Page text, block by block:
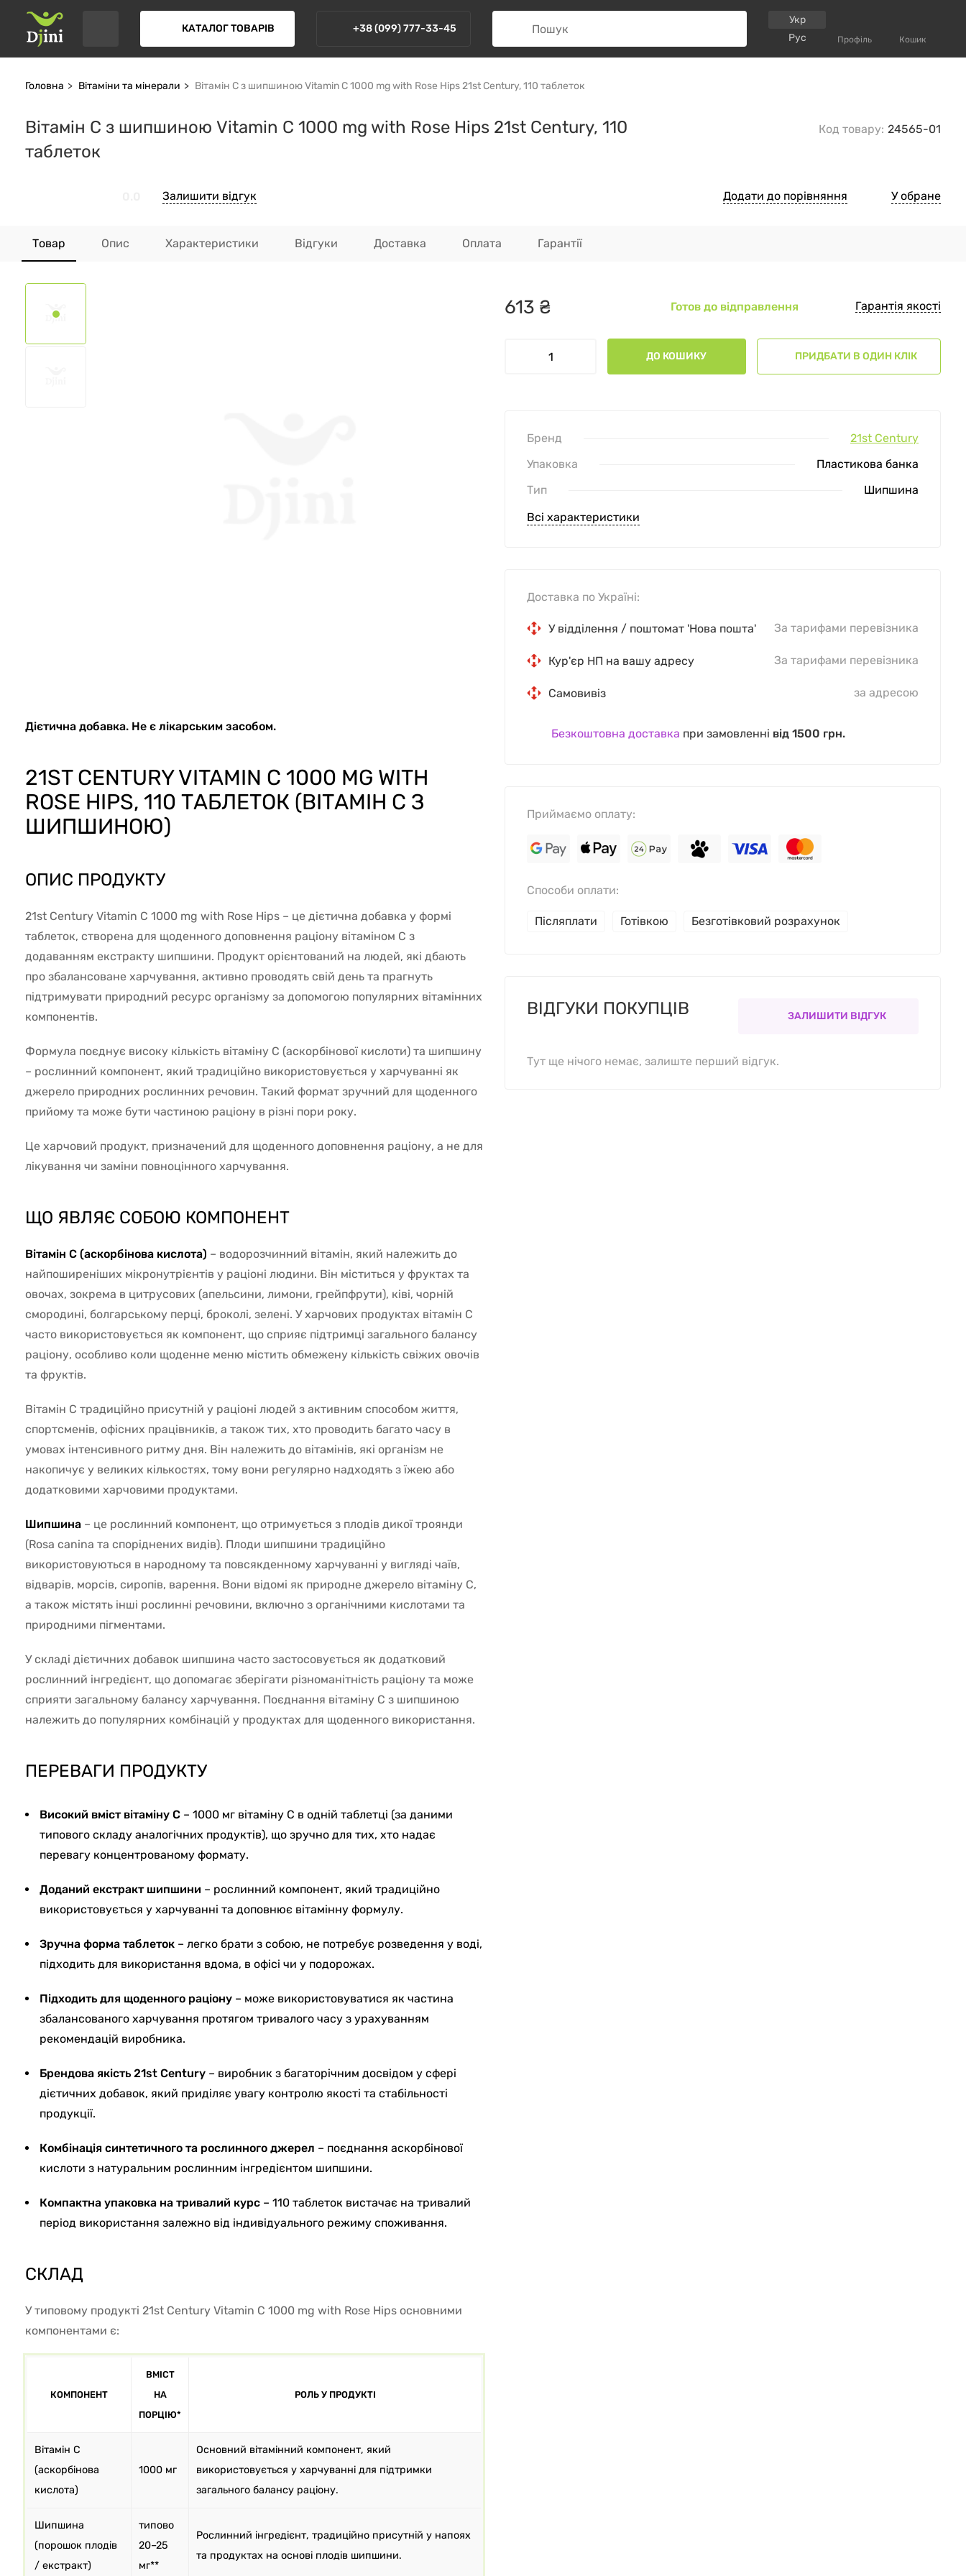
КАТАЛОГ ТОВАРІВ +38 (099) 777-33-45
Укр
Рус
Профіль Кошик
Головна Вітаміни та мінерали Вітамін С з шипшиною Vitamin C 1000 mg with Rose Hips 21st Century, 110 таблеток
Вітамін С з шипшиною Vitamin C 1000 mg with Rose Hips 21st Century, 110
таблеток
Код товару: 24565-01
Залишити відгук Додати до порівняння У обране
Товар Опис Характеристики Відгуки Доставка Оплата Гарантії
Дієтична добавка. Не є лікарським засобом.
21ST CENTURY VITAMIN C 1000 MG WITH
ROSE HIPS, 110 ТАБЛЕТОК (ВІТАМІН С З
ШИПШИНОЮ)
ОПИС ПРОДУКТУ
21st Century Vitamin C 1000 mg with Rose Hips – це дієтична добавка у формі
таблеток, створена для щоденного доповнення раціону вітаміном С з
додаванням екстракту шипшини. Продукт орієнтований на людей, які дбають
про збалансоване харчування, активно проводять свій день та прагнуть
підтримувати природний ресурс організму за допомогою популярних вітамінних
компонентів.
Формула поєднує високу кількість вітаміну С (аскорбінової кислоти) та шипшину
– рослинний компонент, який традиційно використовується у харчуванні як
джерело природних рослинних речовин. Такий формат зручний для щоденного
прийому та може бути частиною раціону в різні пори року.
Це харчовий продукт, призначений для щоденного доповнення раціону, а не для
лікування чи заміни повноцінного харчування.
ЩО ЯВЛЯЄ СОБОЮ КОМПОНЕНТ
Вітамін С (аскорбінова кислота) – водорозчинний вітамін, який належить до
найпоширеніших мікронутрієнтів у раціоні людини. Він міститься у фруктах та
овочах, зокрема в цитрусових (апельсини, лимони, грейпфрути), ківі, чорній
смородині, болгарському перці, броколі, зелені. У харчових продуктах вітамін С
часто використовується як компонент, що сприяє підтримці загального балансу
раціону, особливо коли щоденне меню містить обмежену кількість свіжих овочів
та фруктів.
Вітамін С традиційно присутній у раціоні людей з активним способом життя,
спортсменів, офісних працівників, а також тих, хто проводить багато часу в
умовах інтенсивного ритму дня. Він належить до вітамінів, які організм не
накопичує у великих кількостях, тому вони регулярно надходять з їжею або
додатковими харчовими продуктами.
Шипшина – це рослинний компонент, що отримується з плодів дикої троянди
(Rosa canina та споріднених видів). Плоди шипшини традиційно
використовуються в народному та повсякденному харчуванні у вигляді чаїв,
відварів, морсів, сиропів, варення. Вони відомі як природне джерело вітаміну С,
а також містять інші рослинні речовини, включно з органічними кислотами та
природними пігментами.
У складі дієтичних добавок шипшина часто застосовується як додатковий
рослинний інгредієнт, що допомагає зберігати різноманітність раціону та може
сприяти загальному балансу харчування. Поєднання вітаміну С з шипшиною
належить до популярних комбінацій у продуктах для щоденного використання.
ПЕРЕВАГИ ПРОДУКТУ
Високий вміст вітаміну С – 1000 мг вітаміну С в одній таблетці (за даними
типового складу аналогічних продуктів), що зручно для тих, хто надає
перевагу концентрованому формату.
Доданий екстракт шипшини – рослинний компонент, який традиційно
використовується у харчуванні та доповнює вітамінну формулу.
Зручна форма таблеток – легко брати з собою, не потребує розведення у воді,
підходить для використання вдома, в офісі чи у подорожах.
Підходить для щоденного раціону – може використовуватися як частина
збалансованого харчування протягом тривалого часу з урахуванням
рекомендацій виробника.
Брендова якість 21st Century – виробник з багаторічним досвідом у сфері
дієтичних добавок, який приділяє увагу контролю якості та стабільності
продукції.
Комбінація синтетичного та рослинного джерел – поєднання аскорбінової
кислоти з натуральним рослинним інгредієнтом шипшини.
Компактна упаковка на тривалий курс – 110 таблеток вистачає на тривалий
період використання залежно від індивідуального режиму споживання.
СКЛАД
У типовому продукті 21st Century Vitamin C 1000 mg with Rose Hips основними
компонентами є:
КОМПОНЕНТ
ВМІСТ
НА
ПОРЦІЮ*
РОЛЬ У ПРОДУКТІ
Вітамін C
(аскорбінова
кислота)
1000 мг
Основний вітамінний компонент, який
використовується у харчуванні для підтримки
загального балансу раціону.
Шипшина
(порошок плодів
/ екстракт)
типово
20–25
мг**
Рослинний інгредієнт, традиційно присутній у напоях
та продуктах на основі плодів шипшини.
613 ₴ Готов до відправлення Гарантія якості
ДО КОШИКУ ПРИДБАТИ В ОДИН КЛІК
Доставка по Україні:
У відділення / поштомат 'Нова пошта' За тарифами перевізника
Кур'єр НП на вашу адресу За тарифами перевізника
Самовивіз за адресою
Безкоштовна доставка при замовленні від 1500 грн.
Приймаємо оплату:
Способи оплати:
Післяплати Готівкою Безготівковий розрахунок
Бренд
21st Century
Упаковка
Пластикова банка
Тип
Шипшина
Всі характеристики
ВІДГУКИ ПОКУПЦІВ ЗАЛИШИТИ ВІДГУК
Тут ще нічого немає, залиште перший відгук.